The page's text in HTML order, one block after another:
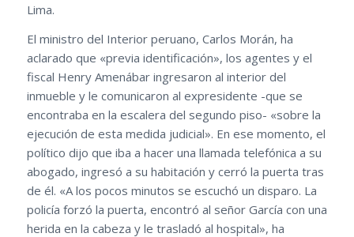
Lima.
El ministro del Interior peruano, Carlos Morán, ha
aclarado que «previa identificación», los agentes y el
fiscal Henry Amenábar ingresaron al interior del
inmueble y le comunicaron al expresidente -que se
encontraba en la escalera del segundo piso- «sobre la
ejecución de esta medida judicial». En ese momento, el
político dijo que iba a hacer una llamada telefónica a su
abogado, ingresó a su habitación y cerró la puerta tras
de él. «A los pocos minutos se escuchó un disparo. La
policía forzó la puerta, encontró al señor García con una
herida en la cabeza y le trasladó al hospital», ha